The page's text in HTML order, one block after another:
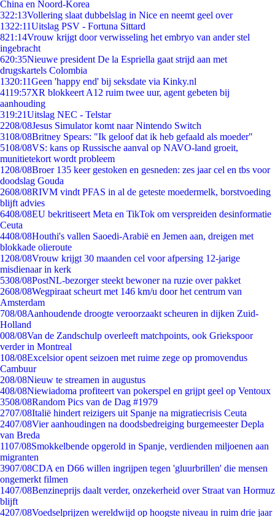
China en Noord-Korea
322:13Vollering slaat dubbelslag in Nice en neemt geel over
1322:11Uitslag PSV - Fortuna Sittard
821:14Vrouw krijgt door verwisseling het embryo van ander stel
ingebracht
620:35Nieuwe president De la Espriella gaat strijd aan met
drugskartels Colombia
1320:11Geen 'happy end' bij seksdate via Kinky.nl
4119:57XR blokkeert A12 ruim twee uur, agent gebeten bij
aanhouding
319:21Uitslag NEC - Telstar
2208/08Jesus Simulator komt naar Nintendo Switch
3108/08Britney Spears: "Ik geloof dat ik heb gefaald als moeder"
5108/08VS: kans op Russische aanval op NAVO-land groeit,
munitietekort wordt probleem
1208/08Broer 135 keer gestoken en gesneden: zes jaar cel en tbs voor
doodslag Gouda
2608/08RIVM vindt PFAS in al de geteste moedermelk, borstvoeding
blijft advies
6408/08EU bekritiseert Meta en TikTok om verspreiden desinformatie
Ceuta
4408/08Houthi's vallen Saoedi-Arabië en Jemen aan, dreigen met
blokkade olieroute
1208/08Vrouw krijgt 30 maanden cel voor afpersing 12-jarige
misdienaar in kerk
5308/08PostNL-bezorger steekt bewoner na ruzie over pakket
2608/08Wegpiraat scheurt met 146 km/u door het centrum van
Amsterdam
708/08Aanhoudende droogte veroorzaakt scheuren in dijken Zuid-
Holland
008/08Van de Zandschulp overleeft matchpoints, ook Griekspoor
verder in Montreal
108/08Excelsior opent seizoen met ruime zege op promovendus
Cambuur
208/08Nieuw te streamen in augustus
408/08Niewiadoma profiteert van pokerspel en grijpt geel op Ventoux
3508/08Random Pics van de Dag #1979
2707/08Italië hindert reizigers uit Spanje na migratiecrisis Ceuta
2407/08Vier aanhoudingen na doodsbedreiging burgemeester Depla
van Breda
1107/08Smokkelbende opgerold in Spanje, verdienden miljoenen aan
migranten
3907/08CDA en D66 willen ingrijpen tegen 'gluurbrillen' die mensen
ongemerkt filmen
1407/08Benzineprijs daalt verder, onzekerheid over Straat van Hormuz
blijft
4207/08Voedselprijzen wereldwijd op hoogste niveau in ruim drie jaar